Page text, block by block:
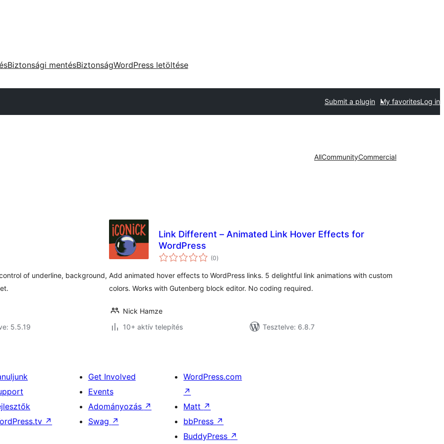
Biztonsági mentésBiztonságWordPress letöltése
Submit a plugin My favoritesLog in
AllCommunityCommercial
of underline, background,
5.5.19
Link Different – Animated Link Hover Effects for
WordPress
(0értékelés
összesen
)
Add animated hover effects to WordPress links. 5 delightful link animations with custom
colors. Works with Gutenberg block editor. No coding required.
Nick Hamze
10+ aktív telepítés
Tesztelve: 6.8.7
↗
Get Involved
Events
Adományozás ↗
Swag ↗
WordPress.com
↗
Matt ↗
bbPress ↗
BuddyPress ↗